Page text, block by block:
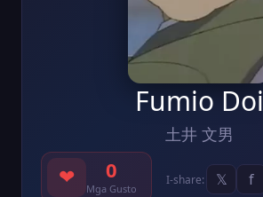
Fumio Doi
土井 文男
❤ 0
Mga Gusto
I-share: 𝕏 f